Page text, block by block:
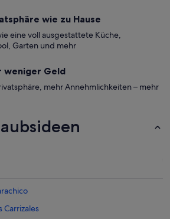
wie zu Hause
eine voll ausgestattete Küche,
Garten und mehr
weniger Geld
mehr Annehmlichkeiten – mehr
Carrizales